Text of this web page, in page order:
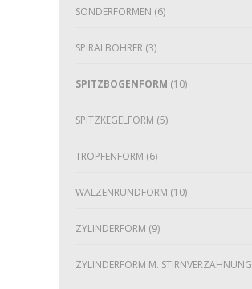
SONDERFORMEN (6)
SPIRALBOHRER (3)
SPITZBOGENFORM (10)
SPITZKEGELFORM (5)
TROPFENFORM (6)
WALZENRUNDFORM (10)
ZYLINDERFORM (9)
ZYLINDERFORM M. STIRNVERZAHNUNG